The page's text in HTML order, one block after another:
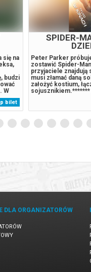
się na
budzi
W
bilet
SPIDER-
Peter Parker
zostawić Spider-
przyjaciele znajdują
musi złamać daną
założyć kostium,
Bilety24. W
gwarantujemy
potwierdzony
DLA ORGANIZATORÓW